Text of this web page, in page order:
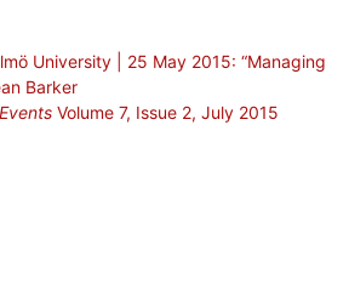
University | 25 May 2015: “Managing
Barker
Volume 7, Issue 2, July 2015